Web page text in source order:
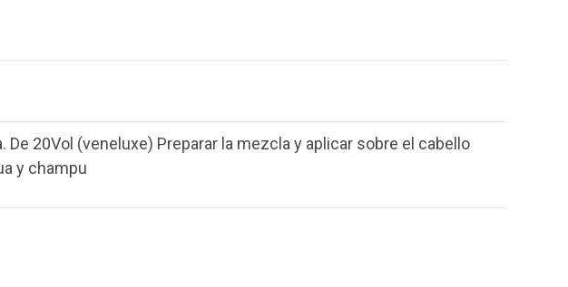
20Vol (veneluxe) Preparar la mezcla y aplicar sobre el cabello
y champu